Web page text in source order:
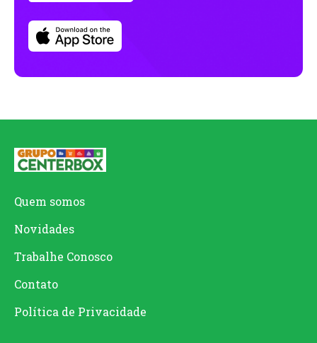
Quem somos
Novidades
Trabalhe Conosco
Contato
Política de Privacidade